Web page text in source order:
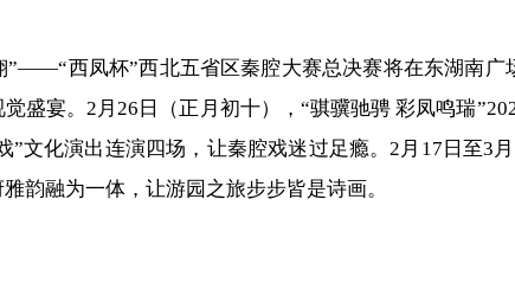
西凤杯”西北五省区秦腔大赛总决赛将在东湖南
盛宴。2月26日（正月初十），“骐骥驰骋 彩凤鸣瑞
文化演出连演四场，让秦腔戏迷过足瘾。2月17日至3
韵融为一体，让游园之旅步步皆是诗画。